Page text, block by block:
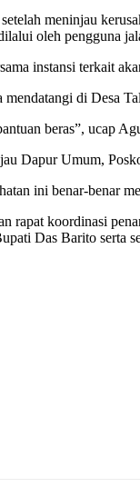
meninjau
oleh pengguna
instansi terkait
di Desa
beras”, ucap
Dapur Umum,
ini benar-benar
rapat koordinasi
Das Barito serta